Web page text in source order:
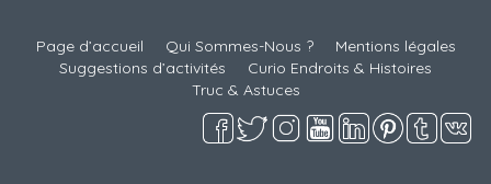
Page d’accueil Qui Sommes-Nous ?
Mentions légales
Suggestions d’activités
Curio Endroits & Histoires
Truc & Astuces